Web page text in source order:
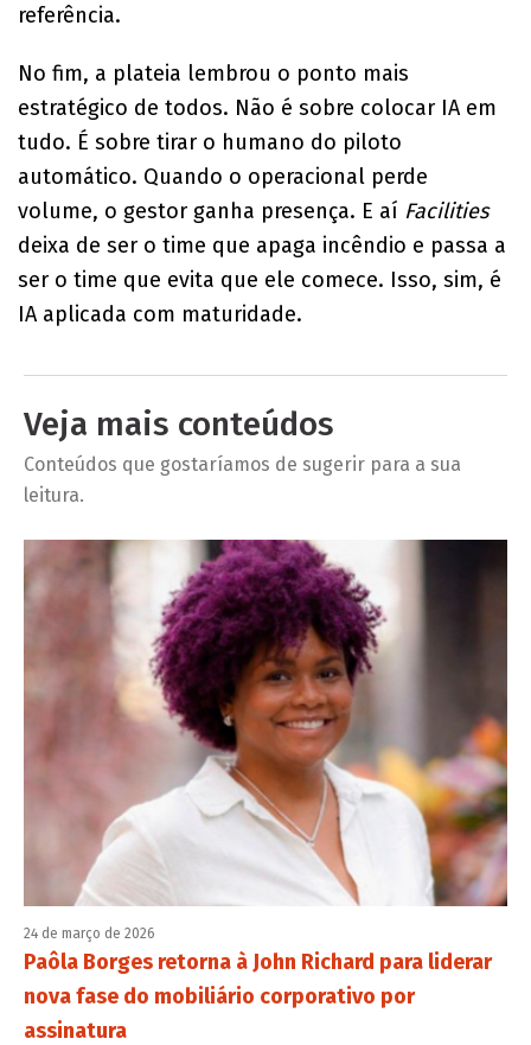
referência.
No fim, a plateia lembrou o ponto mais
estratégico de todos. Não é sobre colocar IA em
tudo. É sobre tirar o humano do piloto
automático. Quando o operacional perde
volume, o gestor ganha presença. E aí Facilities
deixa de ser o time que apaga incêndio e passa a
ser o time que evita que ele comece. Isso, sim, é
IA aplicada com maturidade.
Veja mais conteúdos
Conteúdos que gostaríamos de sugerir para a sua
leitura.
24 de março de 2026
Paôla Borges retorna à John Richard para liderar
nova fase do mobiliário corporativo por
assinatura